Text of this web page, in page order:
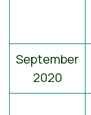
September
2020